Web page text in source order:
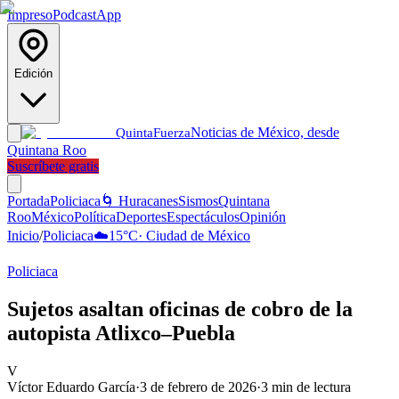
ImpresoPodcastApp
Edición
QuintaFuerzaNoticias de México, desde
Quintana Roo
Suscríbete gratis
PortadaPoliciaca 🌀 HuracanesSismosQuintana
RooMéxicoPolíticaDeportesEspectáculosOpinión
Inicio/Policiaca☁️15°C· Ciudad de México
Policiaca
Sujetos asaltan oficinas de cobro de la
autopista Atlixco–Puebla
V
Víctor Eduardo García·3 de febrero de 2026·3 min de lectura